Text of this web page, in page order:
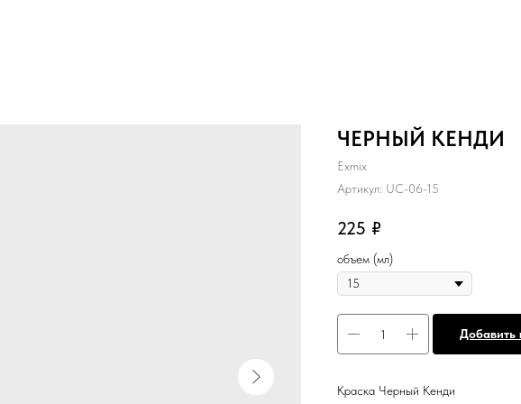
ЧЕРНЫЙ КЕНДИ
Exmix
Артикул: UC-06-15
225 ₽
объем (мл)
Добавить
Краска Черный Кенди